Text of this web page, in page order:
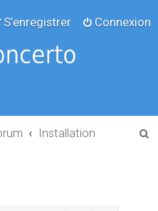
Connexion
S’enregistrer
Installation